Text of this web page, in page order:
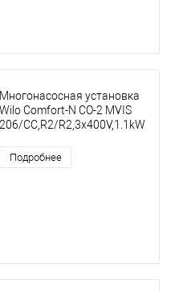
Многонасосная установка
Wilo Comfort-N CO-2 MVIS
206/CC,R2/R2,3x400V,1.1kW
Подробнее